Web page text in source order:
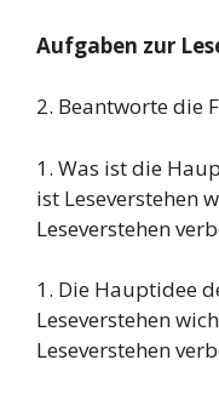
Aufgaben zur
2. Beantworte die
1. Was ist die
ist Leseverstehen
Leseverstehen
1. Die Hauptidee
Leseverstehen
Leseverstehen